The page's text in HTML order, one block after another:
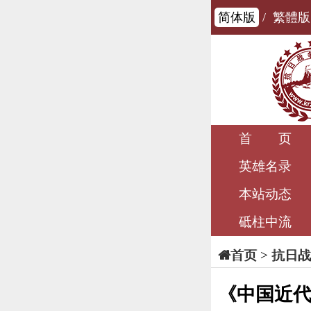
简体版 / 繁體版
首 页
英雄名录
本站动态
砥柱中流
首页> 抗日
《中国近